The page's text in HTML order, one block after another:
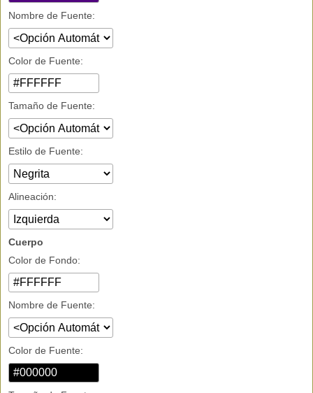
Nombre de Fuente:
Color de Fuente:
Tamaño de Fuente:
Estilo de Fuente:
Alineación:
Cuerpo
Color de Fondo:
Nombre de Fuente:
Color de Fuente: